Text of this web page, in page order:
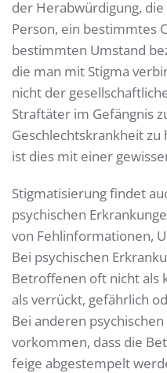
der Herabwürdigung,
Person, ein bestimmtes
bestimmten Umstand
die man mit Stigma
nicht der
Straftäter im Gefängnis
Geschlechtskrankheit zu
ist dies mit einer
Stigmatisierung findet
psychischen
von Fehlinformationen,
Bei psychischen
Betroffenen oft nicht als
als verrückt, gefährlich
Bei anderen
vorkommen, dass die
feige abgestempelt